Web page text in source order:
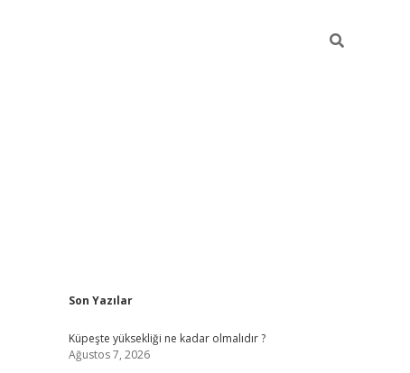
Sidebar
Son Yazılar
Küpeşte yüksekliği ne kadar olmalıdır ?
Ağustos 7, 2026